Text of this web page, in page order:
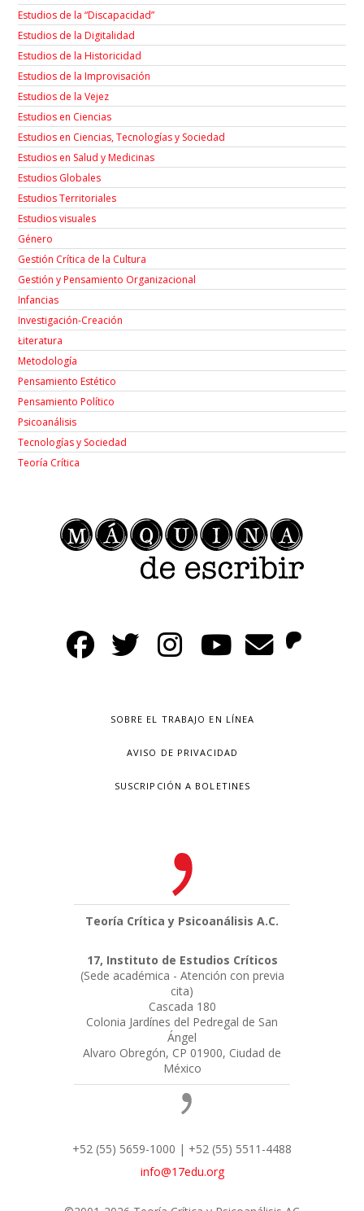
Estudios de la “Discapacidad”
Estudios de la Digitalidad
Estudios de la Historicidad
Estudios de la Improvisación
Estudios de la Vejez
Estudios en Ciencias
Estudios en Ciencias, Tecnologías y Sociedad
Estudios en Salud y Medicinas
Estudios Globales
Estudios Territoriales
Estudios visuales
Género
Gestión Crítica de la Cultura
Gestión y Pensamiento Organizacional
Infancias
Investigación-Creación
Łiteratura
Metodología
Pensamiento Estético
Pensamiento Político
Psicoanálisis
Tecnologías y Sociedad
Teoría Crítica
SOBRE EL TRABAJO EN LÍNEA
AVISO DE PRIVACIDAD
SUSCRIPCIÓN A BOLETINES
Teoría Crítica y Psicoanálisis A.C.
17, Instituto de Estudios Críticos
(Sede académica - Atención con previa
cita)
Cascada 180
Colonia Jardínes del Pedregal de San
Ángel
Alvaro Obregón, CP 01900, Ciudad de
México
+52 (55) 5659-1000 | +52 (55) 5511-4488
info@17edu.org